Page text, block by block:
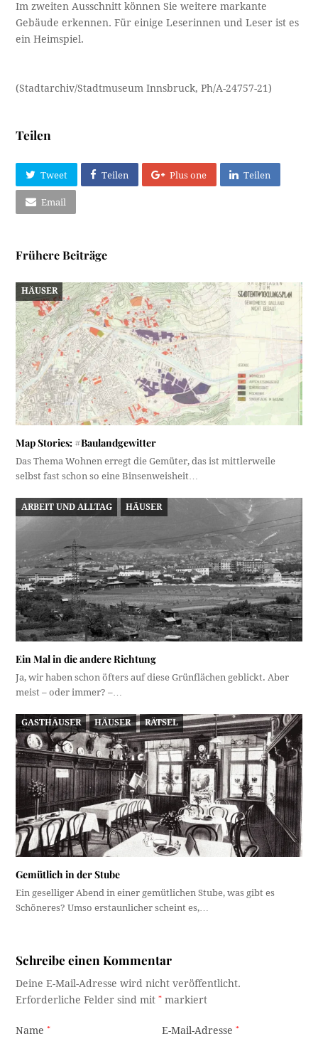
Im zweiten Ausschnitt können Sie weitere markante
Gebäude erkennen. Für einige Leserinnen und Leser ist es
ein Heimspiel.
(Stadtarchiv/Stadtmuseum Innsbruck, Ph/A-24757-21)
Teilen
Tweet Teilen Plus one Teilen
Email
Frühere Beiträge
HÄUSER
Map Stories: #Baulandgewitter
Das Thema Wohnen erregt die Gemüter, das ist mittlerweile
selbst fast schon so eine Binsenweisheit…
ARBEIT UND ALLTAG HÄUSER
Ein Mal in die andere Richtung
Ja, wir haben schon öfters auf diese Grünflächen geblickt. Aber
meist – oder immer? –…
GASTHÄUSER HÄUSER RÄTSEL
Gemütlich in der Stube
Ein geselliger Abend in einer gemütlichen Stube, was gibt es
Schöneres? Umso erstaunlicher scheint es,…
Schreibe einen Kommentar
Deine E-Mail-Adresse wird nicht veröffentlicht.
Erforderliche Felder sind mit* markiert
Name* E-Mail-Adresse*